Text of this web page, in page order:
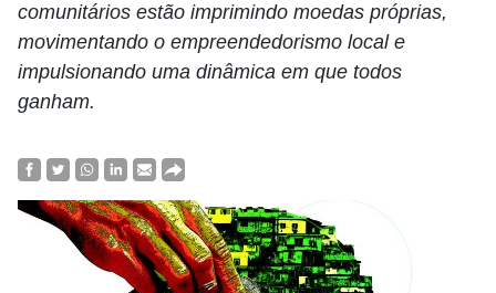
comunitários estão imprimindo moedas próprias,
movimentando o empreendedorismo local e
impulsionando uma dinâmica em que todos
ganham.